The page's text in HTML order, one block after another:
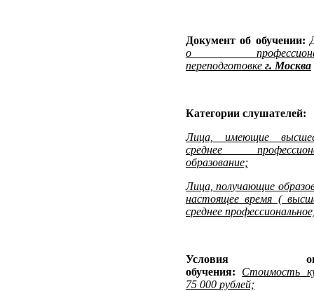
Документ об обучении:
о
переподготовке г. Москва
Категории слушателей:
Лица, имеющие
среднее
образование;
Лица, получающие
настоящее время (
среднее
Условия
обучения: Стоимость
75 000 рублей;